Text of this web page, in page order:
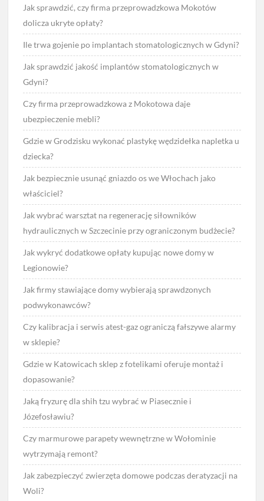
Jak sprawdzić, czy firma przeprowadzkowa Mokotów
dolicza ukryte opłaty?
Ile trwa gojenie po implantach stomatologicznych w Gdyni?
Jak sprawdzić jakość implantów stomatologicznych w
Gdyni?
Czy firma przeprowadzkowa z Mokotowa daje
ubezpieczenie mebli?
Gdzie w Grodzisku wykonać plastykę wędzidełka napletka u
dziecka?
Jak bezpiecznie usunąć gniazdo os we Włochach jako
właściciel?
Jak wybrać warsztat na regenerację siłowników
hydraulicznych w Szczecinie przy ograniczonym budżecie?
Jak wykryć dodatkowe opłaty kupując nowe domy w
Legionowie?
Jak firmy stawiające domy wybierają sprawdzonych
podwykonawców?
Czy kalibracja i serwis atest-gaz ograniczą fałszywe alarmy
w sklepie?
Gdzie w Katowicach sklep z fotelikami oferuje montaż i
dopasowanie?
Jaką fryzurę dla shih tzu wybrać w Piasecznie i
Józefosławiu?
Czy marmurowe parapety wewnętrzne w Wołominie
wytrzymają remont?
Jak zabezpieczyć zwierzęta domowe podczas deratyzacji na
Woli?